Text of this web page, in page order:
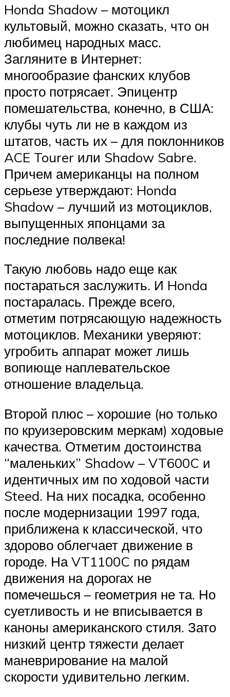
Honda Shadow – мотоцикл
культовый, можно сказать, что он
любимец народных масс.
Загляните в Интернет:
многообразие фанских клубов
просто потрясает. Эпицентр
помешательства, конечно, в США:
клубы чуть ли не в каждом из
штатов, часть их – для поклонников
ACE Tourer или Shadow Sabre.
Причем американцы на полном
серьезе утверждают: Honda
Shadow – лучший из мотоциклов,
выпущенных японцами за
последние полвека!
Такую любовь надо еще как
постараться заслужить. И Honda
постаралась. Прежде всего,
отметим потрясающую надежность
мотоциклов. Механики уверяют:
угробить аппарат может лишь
вопиюще наплевательское
отношение владельца.
Второй плюс – хорошие (но только
по круизеровским меркам) ходовые
качества. Отметим достоинства
“маленьких” Shadow – VT600C и
идентичных им по ходовой части
Steed. На них посадка, особенно
после модернизации 1997 года,
приближена к классической, что
здорово облегчает движение в
городе. На VT1100C по рядам
движения на дорогах не
помечешься – геометрия не та. Но
суетливость и не вписывается в
каноны американского стиля. Зато
низкий центр тяжести делает
маневрирование на малой
скорости удивительно легким.